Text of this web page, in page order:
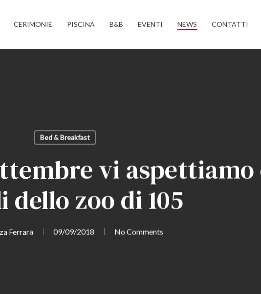
CERIMONIE PISCINA B&B EVENTI NEWS CONTATTI
Bed & Breakfast
vi aspettiamo
dello zoo di 105
Ferrara 09/09/2018 No Comments